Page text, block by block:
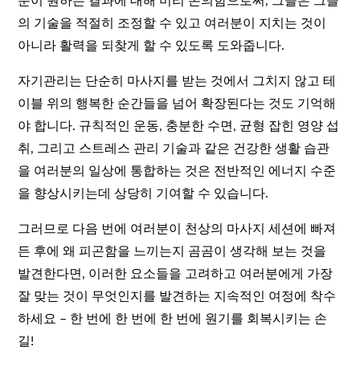
의 기술을 적절히 조정할 수 있고 여러분이 지치는 것이
아니라 활력을 되찾게 할 수 있도록 도와줍니다.
자기관리는 단순히 마사지를 받는 것에서 그치지 않고 테
이블 위의 행복한 순간들을 넘어 확장된다는 것도 기억해
야 합니다. 규칙적인 운동, 충분한 수면, 균형 잡힌 영양 섭
취, 그리고 스트레스 관리 기술과 같은 건강한 생활 습관
을 여러분의 일상에 통합하는 것은 전반적인 에너지 수준
을 향상시키는데 상당히 기여할 수 있습니다.
그러므로 다음 번에 여러분이 천상의 마사지 세션에 빠져
든 후에 왜 피곤함을 느끼는지 곰곰이 생각해 보는 것을
발견한다면, 이러한 요소들을 고려하고 여러분에게 가장
잘 맞는 것이 무엇인지를 발견하는 지속적인 여정에 착수
하세요 – 한 번에 한 번에 한 번에 원기를 회복시키는 손
길!